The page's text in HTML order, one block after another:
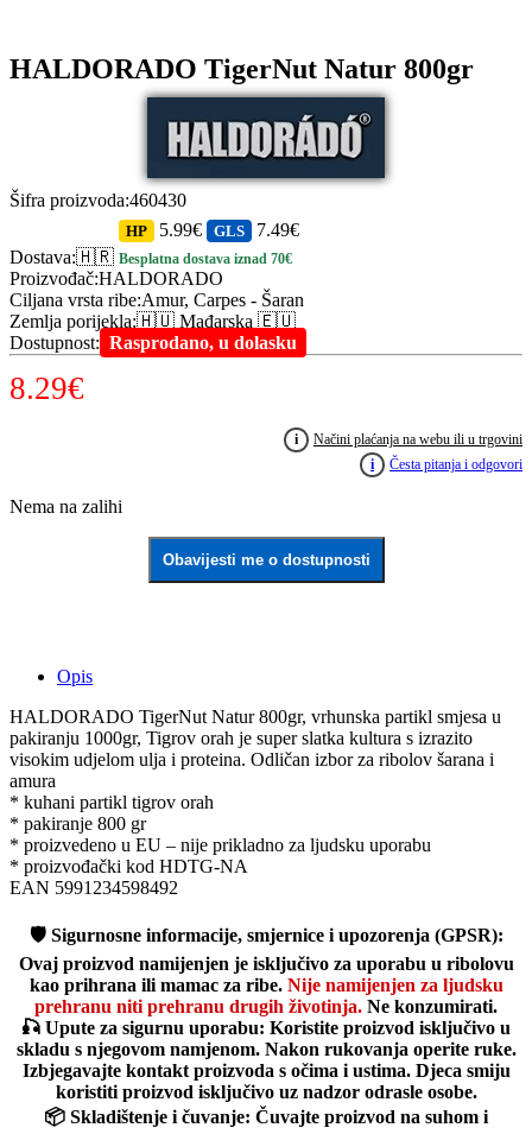
HALDORADO TigerNut Natur 800gr
Šifra proizvoda:460430
Dostava:🇭🇷
HP 5.99€ GLS 7.49€
Besplatna dostava iznad 70€
Proizvođač:HALDORADO
Ciljana vrsta ribe:Amur, Carpes - Šaran
Zemlja porijekla:🇭🇺 Mađarska 🇪🇺
Dostupnost: Rasprodano, u dolasku
8.29€
i
Načini plaćanja na webu ili u trgovini
i
Česta pitanja i odgovori
Nema na zalihi
Obavijesti me o dostupnosti
Opis
HALDORADO TigerNut Natur 800gr, vrhunska partikl smjesa u
pakiranju 1000gr, Tigrov orah je super slatka kultura s izrazito
visokim udjelom ulja i proteina. Odličan izbor za ribolov šarana i
amura
* kuhani partikl tigrov orah
* pakiranje 800 gr
* proizvedeno u EU – nije prikladno za ljudsku uporabu
* proizvođački kod HDTG-NA
EAN 5991234598492
🛡️ Sigurnosne informacije, smjernice i upozorenja (GPSR):
Ovaj proizvod namijenjen je isključivo za uporabu u ribolovu
kao prihrana ili mamac za ribe. Nije namijenjen za ljudsku
prehranu niti prehranu drugih životinja. Ne konzumirati.
🎣 Upute za sigurnu uporabu: Koristite proizvod isključivo u
skladu s njegovom namjenom. Nakon rukovanja operite ruke.
Izbjegavajte kontakt proizvoda s očima i ustima. Djeca smiju
koristiti proizvod isključivo uz nadzor odrasle osobe.
📦 Skladištenje i čuvanje: Čuvajte proizvod na suhom i